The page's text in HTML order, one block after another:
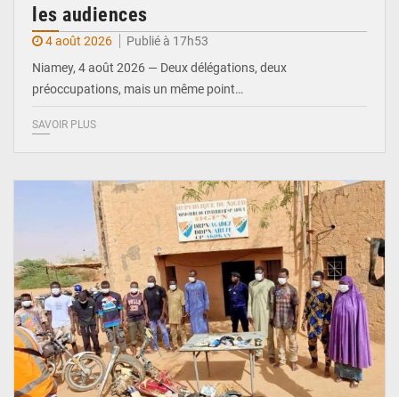
les audiences
4 août 2026
Publié à 17h53
Niamey, 4 août 2026 — Deux délégations, deux
préoccupations, mais un même point…
SAVOIR PLUS